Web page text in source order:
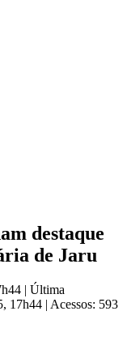
destaque
de Jaru
| Última
17h44 | Acessos: 593